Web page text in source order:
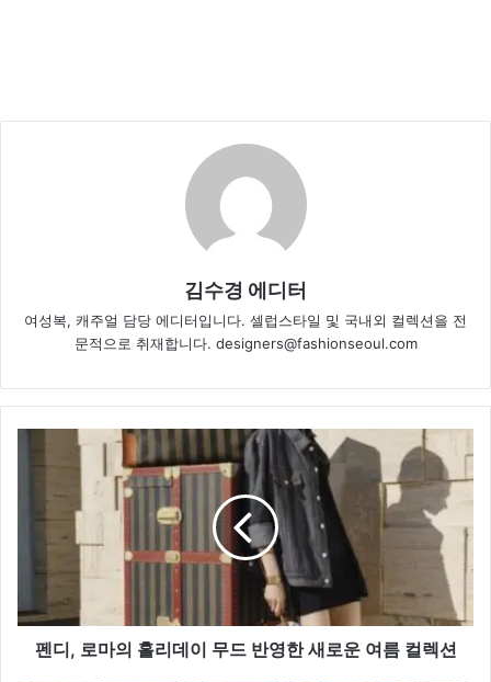
김수경 에디터
여성복, 캐주얼 담당 에디터입니다. 셀럽스타일 및 국내외 컬렉션을 전
문적으로 취재합니다. designers@fashionseoul.com
이
펜디, 로마의 홀리데이 무드 반영한 새로운 여름 컬렉션